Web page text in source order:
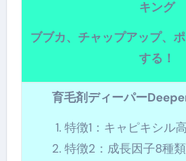
キング
ブブカ、チャップアップ、
する！
育毛剤ディーパー
特徴1：キャピキシル
特徴2：成長因子8種